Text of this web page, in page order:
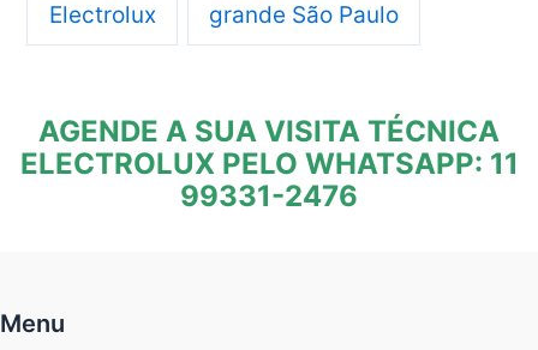
Electrolux grande São Paulo
AGENDE A SUA VISITA TÉCNICA
ELECTROLUX PELO WHATSAPP: 11
99331-2476
Menu